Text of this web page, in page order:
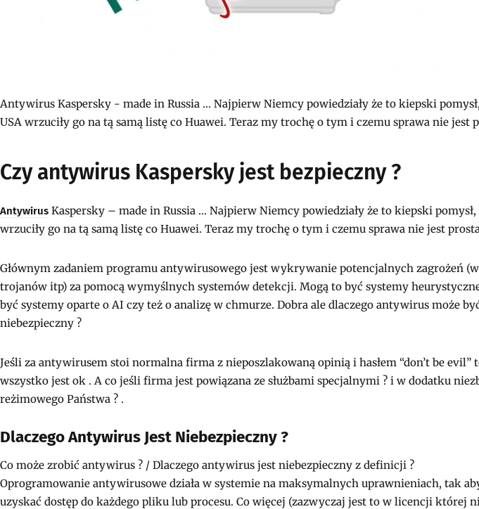
Antywirus Kaspersky - made in Russia … Najpierw Niemcy powiedziały że to kiepski
USA wrzuciły go na tą samą listę co Huawei. Teraz my trochę o tym i czemu sprawa nie jest
Czy antywirus Kaspersky jest bezpieczny ?
Antywirus Kaspersky – made in Russia … Najpierw Niemcy powiedziały że to kiepski pomysł,
wrzuciły go na tą samą listę co Huawei. Teraz my trochę o tym i czemu sprawa nie jest
Głównym zadaniem programu antywirusowego jest wykrywanie potencjalnych zagrożeń
trojanów itp) za pomocą wymyślnych systemów detekcji. Mogą to być systemy
być systemy oparte o AI czy też o analizę w chmurze. Dobra ale dlaczego antywirus może
niebezpieczny ?
Jeśli za antywirusem stoi normalna firma z nieposzlakowaną opinią i hasłem “don’t be evil”
wszystko jest ok . A co jeśli firma jest powiązana ze służbami specjalnymi ? i w dodatku
reżimowego Państwa ? .
Dlaczego Antywirus Jest Niebezpieczny ?
Co może zrobić antywirus ? / Dlaczego antywirus jest niebezpieczny z definicji ?
Oprogramowanie antywirusowe działa w systemie na maksymalnych uprawnieniach, tak
uzyskać dostęp do każdego pliku lub procesu. Co więcej (zazwyczaj jest to w licencji której